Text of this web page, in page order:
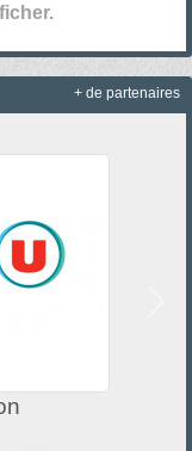
+ de partenaires